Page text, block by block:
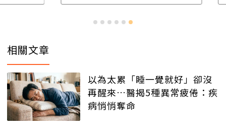
相關文章
以為太累「睡一覺就好」卻沒
再醒來…醫揭5種異常疲倦：疾
病悄悄奪命